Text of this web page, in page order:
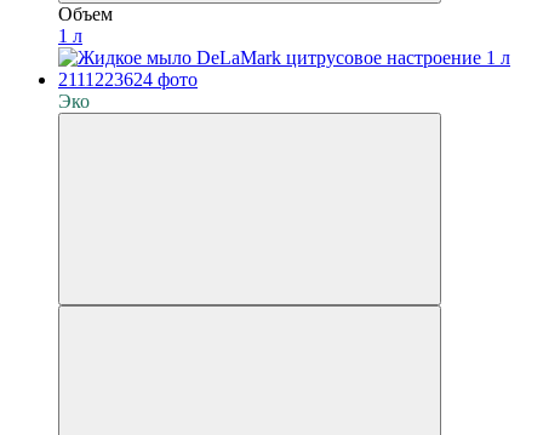
Объем
1 л
Эко